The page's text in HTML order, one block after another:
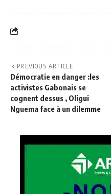
PREVIOUS ARTICLE
Démocratie en danger :les
activistes Gabonais se
cognent dessus , Oligui
Nguema face à un dilemme